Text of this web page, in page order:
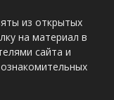
из открытых
на материал в
сайта и